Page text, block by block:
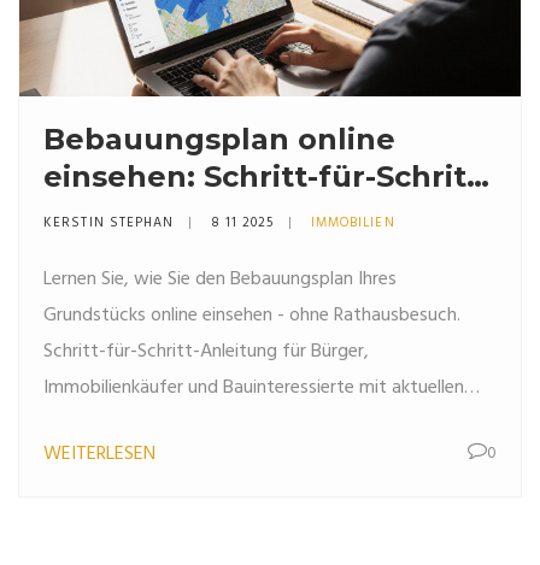
Bebauungsplan online
einsehen: Schritt-für-Schritt-
Anleitung
KERSTIN STEPHAN 8 11 2025 IMMOBILIEN
Lernen Sie, wie Sie den Bebauungsplan Ihres
Grundstücks online einsehen - ohne Rathausbesuch.
Schritt-für-Schritt-Anleitung für Bürger,
Immobilienkäufer und Bauinteressierte mit aktuellen
WEITERLESEN
0